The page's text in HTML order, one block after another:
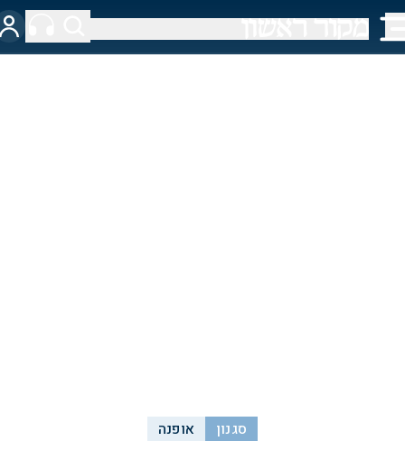
סגנון אופנה